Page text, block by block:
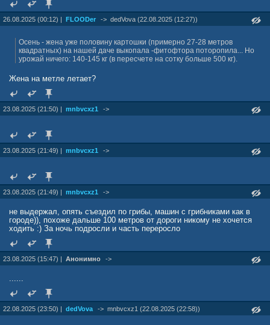
26.08.2025 (00:12) | FLOODer -> dedVova (22.08.2025 (12:27))
Осень - жена уже половину картошки (примерно 27-28 метров
квадратных) на нашей даче выкопала -фитофтора поторопила... Но
урожай ничего: 140-145 кг (в пересчете на сотку больше 500 кг).
Жена на метле летает?
23.08.2025 (21:50) | mnbvcxz1 ->
23.08.2025 (21:49) | mnbvcxz1 ->
23.08.2025 (21:49) | mnbvcxz1 ->
не выдержал, опять съездил по грибы, машин с грибниками как в
городе)), похоже дальше 100 метров от дороги никому не хочется
ходить :) За ночь подросли и часть переросло
23.08.2025 (15:47) | Анонимно ->
......
22.08.2025 (23:50) | dedVova -> mnbvcxz1 (22.08.2025 (22:58))